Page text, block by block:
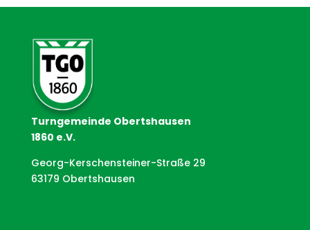
Turngemeinde Obertshausen
1860 e.V.
Georg-Kerschensteiner-Straße 29
63179 Obertshausen